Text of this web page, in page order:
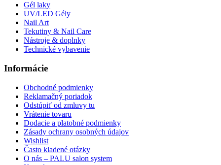
Gél laky
UV/LED Gély
Nail Art
Tekutiny & Nail Care
Nástroje & doplnky
Technické vybavenie
Informácie
Obchodné podmienky
Reklamačný poriadok
Odstúpiť od zmluvy tu
Vrátenie tovaru
Dodacie a platobné podmienky
Zásady ochrany osobných údajov
Wishlist
Často kladené otázky
O nás – PALU salon system